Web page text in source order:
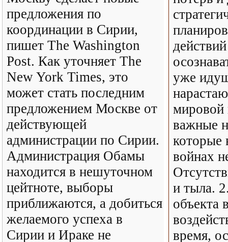
предложения по
координации в Сирии,
пишет The Washington
Post. Как уточняет The
New York Times, это
может стать последним
предложением Москве от
действующей
администрации по Сирии.
Администрация Обамы
находится в нешуточном
цейтноте, выборы
приближаются, а добиться
желаемого успеха в
Сирии и Ираке не
уже
мировой
важные
которые
войнах
и тыла.
объекта
время,